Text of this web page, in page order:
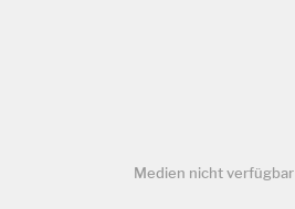
Medien nicht verfügbar